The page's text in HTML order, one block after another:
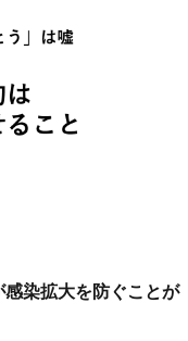
感染拡大を防ぐことが